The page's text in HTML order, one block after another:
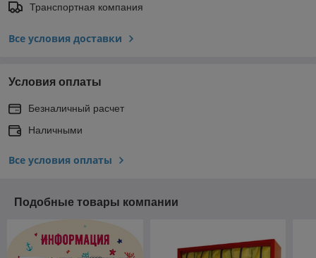
Транспортная компания
Все условия доставки
Условия оплаты
Безналичный расчет
Наличными
Все условия оплаты
Подобные товары компании